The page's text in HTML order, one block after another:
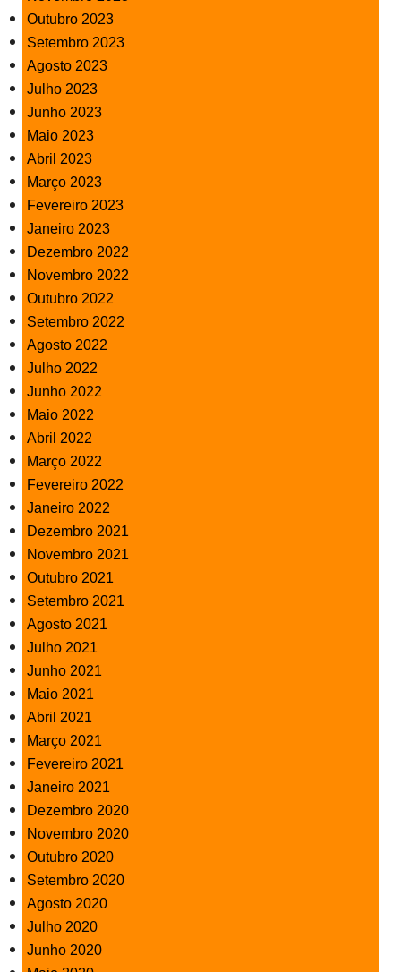
Outubro 2023
Setembro 2023
Agosto 2023
Julho 2023
Junho 2023
Maio 2023
Abril 2023
Março 2023
Fevereiro 2023
Janeiro 2023
Dezembro 2022
Novembro 2022
Outubro 2022
Setembro 2022
Agosto 2022
Julho 2022
Junho 2022
Maio 2022
Abril 2022
Março 2022
Fevereiro 2022
Janeiro 2022
Dezembro 2021
Novembro 2021
Outubro 2021
Setembro 2021
Agosto 2021
Julho 2021
Junho 2021
Maio 2021
Abril 2021
Março 2021
Fevereiro 2021
Janeiro 2021
Dezembro 2020
Novembro 2020
Outubro 2020
Setembro 2020
Agosto 2020
Julho 2020
Junho 2020